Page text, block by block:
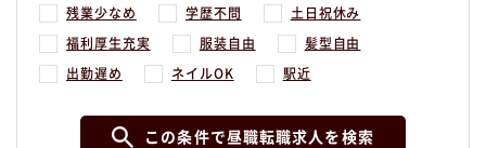
残業少なめ 学歴不問 土日祝休み
福利厚生充実 服装自由 髪型自由
出勤遅め ネイルOK 駅近
この条件で昼職転職求人を検索